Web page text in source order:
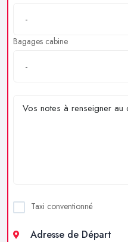
Bagages cabine
Taxi conventionné
Adresse de Départ